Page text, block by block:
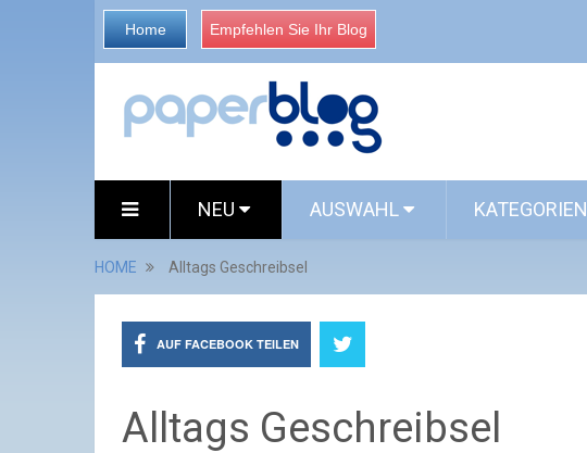
Home Empfehlen Sie Ihr Blog
NEU AUSWAHL KATEGORIEN
HOME Alltags Geschreibsel
AUF FACEBOOK TEILEN
Alltags Geschreibsel